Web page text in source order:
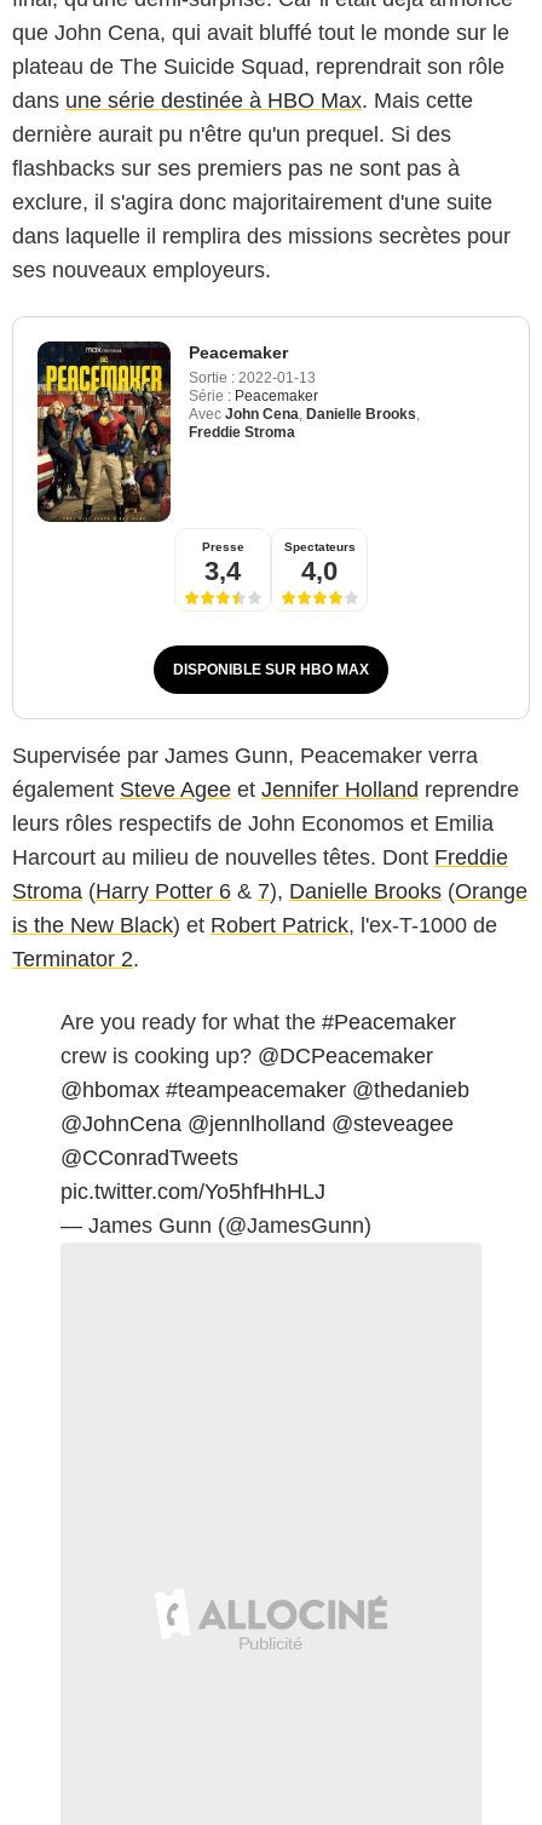
que John Cena, qui avait bluffé tout le monde sur le
plateau de The Suicide Squad, reprendrait son rôle
dans une série destinée à HBO Max. Mais cette
dernière aurait pu n'être qu'un prequel. Si des
flashbacks sur ses premiers pas ne sont pas à
exclure, il s'agira donc majoritairement d'une suite
dans laquelle il remplira des missions secrètes pour
ses nouveaux employeurs.
Peacemaker
Sortie : 2022-01-13
Série : Peacemaker
Avec John Cena Danielle Brooks
Freddie Stroma
Presse
3,4
Spectateurs
4,0
DISPONIBLE SUR HBO MAX
Supervisée par James Gunn, Peacemaker verra
également Steve Agee et Jennifer Holland reprendre
leurs rôles respectifs de John Economos et Emilia
Harcourt au milieu de nouvelles têtes. Dont Freddie
Stroma (Harry Potter 6 & 7), Danielle Brooks (Orange
is the New Black) et Robert Patrick, l'ex-T-1000 de
Terminator 2.
Are you ready for what the #Peacemaker
crew is cooking up? @DCPeacemaker
@hbomax #teampeacemaker @thedanieb
@JohnCena @jennlholland @steveagee
@CConradTweets
pic.twitter.com/Yo5hfHhHLJ
— James Gunn (@JamesGunn)